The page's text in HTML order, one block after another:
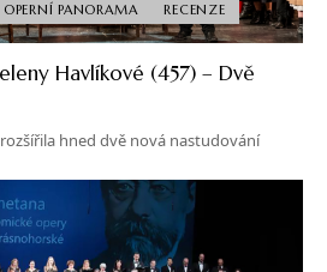
OPERNÍ PANORAMA
RECENZE
Havlíkové (457) – Dvě
hned dvě nová nastudování